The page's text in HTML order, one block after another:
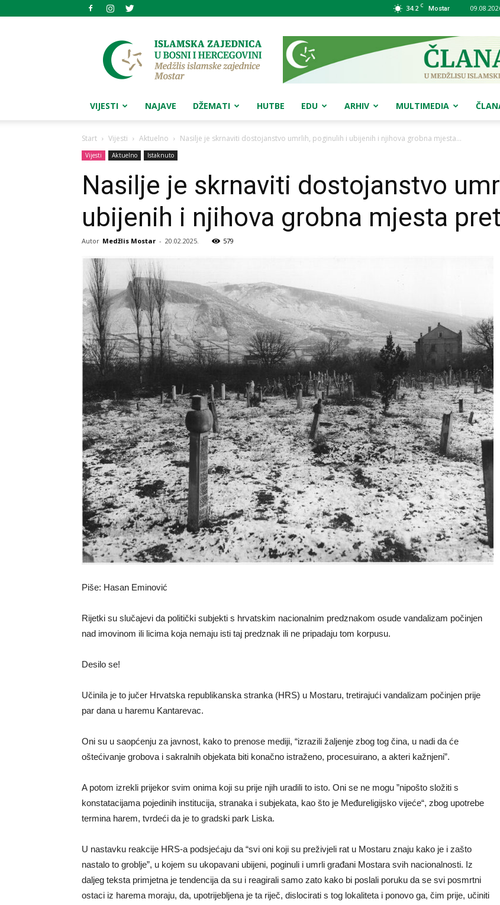
34.2 C Mostar
Medžlis
islamske
zajednice
Mostar
VIJESTI NAJAVE DŽEMATI HUTBE EDU ARHIV MULTIMEDIA
Start Vijesti Aktuelno Nasilje je skrnaviti dostojanstvo umrlih, poginulih i ubijenih i njihova grobna mjesta...
Vijesti Aktuelno Istaknuto
Nasilje je skrnaviti dostojanstvo
ubijenih i njihova grobna mjesta
Autor Medžlis Mostar - 20.02.2025. 579
Piše: Hasan Eminović
Rijetki su slučajevi da politički subjekti s hrvatskim nacionalnim predznakom osude vandalizam počinjen
nad imovinom ili licima koja nemaju isti taj predznak ili ne pripadaju tom korpusu.
Desilo se!
Učinila je to jučer Hrvatska republikanska stranka (HRS) u Mostaru, tretirajući vandalizam počinjen prije
par dana u haremu Kantarevac.
Oni su u saopćenju za javnost, kako to prenose mediji, “izrazili žaljenje zbog tog čina, u nadi da će
oštećivanje grobova i sakralnih objekata biti konačno istraženo, procesuirano, a akteri kažnjeni”.
A potom izrekli prijekor svim onima koji su prije njih uradili to isto. Oni se ne mogu ”nipošto složiti s
konstatacijama pojedinih institucija, stranaka i subjekata, kao što je Međureligijsko vijeće“, zbog upotrebe
termina harem, tvrdeći da je to gradski park Liska.
U nastavku reakcije HRS-a podsjećaju da “svi oni koji su preživjeli rat u Mostaru znaju kako je i zašto
nastalo to groblje”, u kojem su ukopavani ubijeni, poginuli i umrli građani Mostara svih nacionalnosti. Iz
daljeg teksta primjetna je tendencija da su i reagirali samo zato kako bi poslali poruku da se svi posmrtni
ostaci iz harema moraju, da, upotrijebljena je ta riječ, dislocirati s tog lokaliteta i ponovo ga, čim prije, učiniti